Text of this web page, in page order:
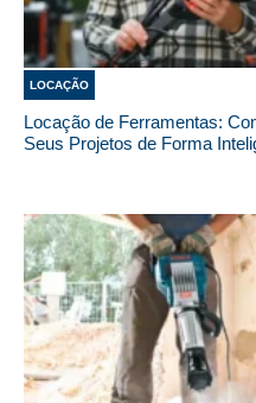
LOCAÇÃO
Locação de Ferramentas:
Seus Projetos de Forma